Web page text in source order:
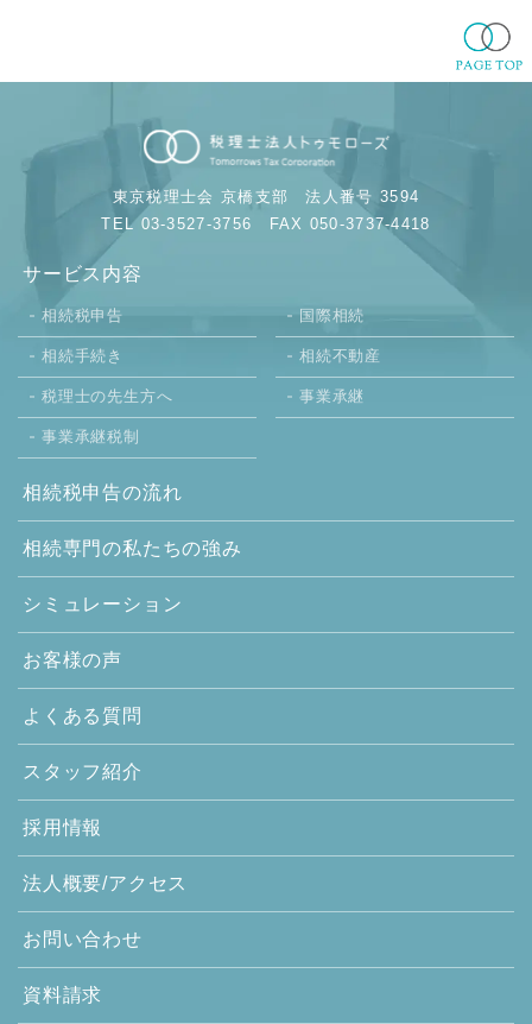
東京税理士会 京橋支部法人番号 3594
TEL 03-3527-3756 FAX 050-3737-4418
サービス内容
相続税申告 国際相続
相続手続き 相続不動産
税理士の先生方へ 事業承継
事業承継税制
相続税申告の流れ
相続専門の私たちの強み
シミュレーション
お客様の声
よくある質問
スタッフ紹介
採用情報
法人概要/アクセス
お問い合わせ
資料請求